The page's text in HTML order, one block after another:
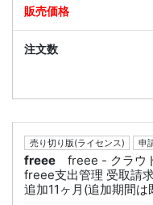
売り切り版(ライセンス) 申
freee
freee - クラウ
freee支出管理 受取請
追加11ヶ月(追加期間